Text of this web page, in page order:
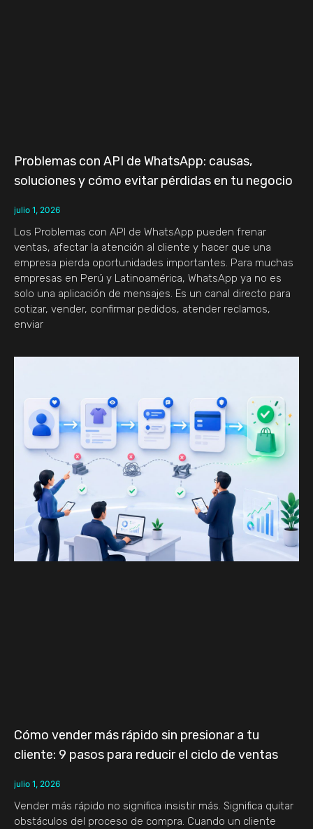
Problemas con API de WhatsApp: causas,
soluciones y cómo evitar pérdidas en tu negocio
julio 1, 2026
Los Problemas con API de WhatsApp pueden frenar
ventas, afectar la atención al cliente y hacer que una
empresa pierda oportunidades importantes. Para muchas
empresas en Perú y Latinoamérica, WhatsApp ya no es
solo una aplicación de mensajes. Es un canal directo para
cotizar, vender, confirmar pedidos, atender reclamos,
enviar
Cómo vender más rápido sin presionar a tu
cliente: 9 pasos para reducir el ciclo de ventas
julio 1, 2026
Vender más rápido no significa insistir más. Significa quitar
obstáculos del proceso de compra. Cuando un cliente